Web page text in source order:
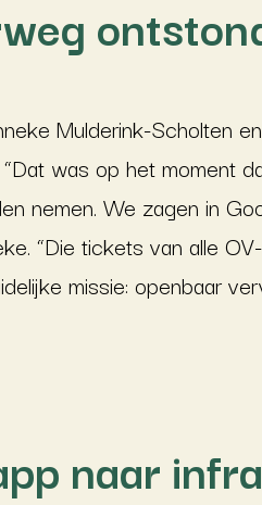
Mulderink-Scholten
was op het moment
nemen. We zagen in
“Die tickets van alle
missie: openbaar
naar